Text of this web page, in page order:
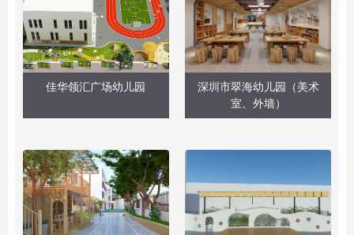
佳华领汇广场幼儿园
深圳市翠海幼儿园（美术
室、外墙）